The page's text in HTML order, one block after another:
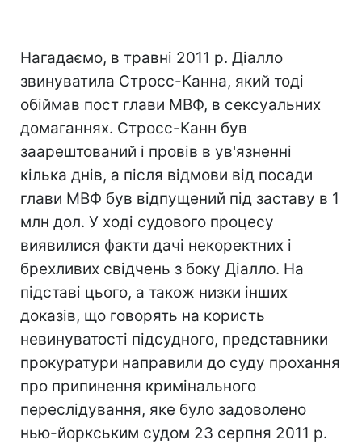
Нагадаємо, в травні 2011 р. Діалло
звинуватила Стросс-Канна, який тоді
обіймав пост глави МВФ, в сексуальних
домаганнях. Стросс-Канн був
заарештований і провів в ув'язненні
кілька днів, а після відмови від посади
глави МВФ був відпущений під заставу в 1
млн дол. У ході судового процесу
виявилися факти дачі некоректних і
брехливих свідчень з боку Діалло. На
підставі цього, а також низки інших
доказів, що говорять на користь
невинуватості підсудного, представники
прокуратури направили до суду прохання
про припинення кримінального
переслідування, яке було задоволено
нью-йоркським судом 23 серпня 2011 р.